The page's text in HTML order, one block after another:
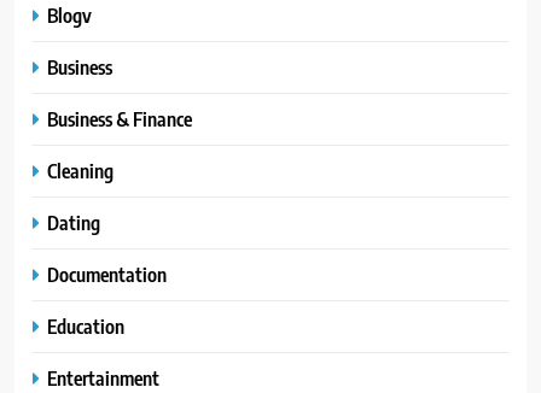
Blogv
Business
Business & Finance
Cleaning
Dating
Documentation
Education
Entertainment